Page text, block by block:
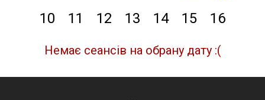
10
11 12 13 14 15 16
Немає сеансів на обрану дату :(